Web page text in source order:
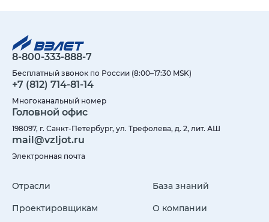
8-800-333-888-7
Бесплатный звонок по России (8:00–17:30 MSK)
+7 (812) 714-81-14
Многоканальный номер
Головной офис
198097, г. Санкт-Петербург, ул. Трефолева, д. 2, лит. АШ
mail@vzljot.ru
Электронная почта
Отрасли
Проектировщикам
База знаний
О компании